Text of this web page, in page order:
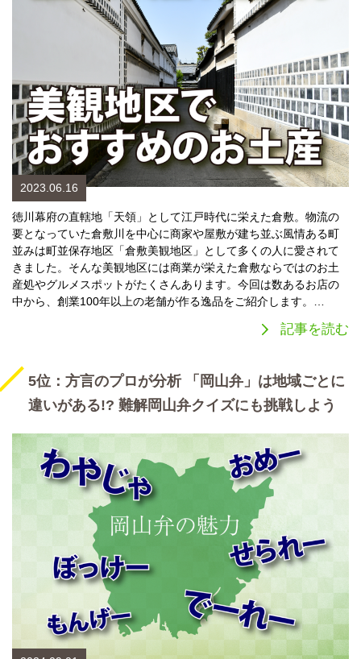
2023.06.16
徳川幕府の直轄地「天領」として江戸時代に栄えた倉敷。物流の
要となっていた倉敷川を中心に商家や屋敷が建ち並ぶ風情ある町
並みは町並保存地区「倉敷美観地区」として多くの人に愛されて
きました。そんな美観地区には商業が栄えた倉敷ならではのお土
産処やグルメスポットがたくさんあります。今回は数あるお店の
中から、創業100年以上の老舗が作る逸品をご紹介します。…
記事を読む
5位：方言のプロが分析 「岡山弁」は地域ごとに
違いがある!? 難解岡山弁クイズにも挑戦しよう